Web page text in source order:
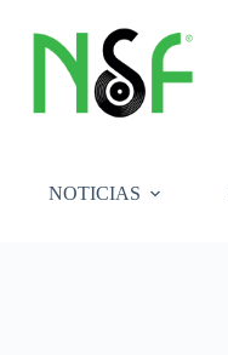
contenido
NOTICIAS